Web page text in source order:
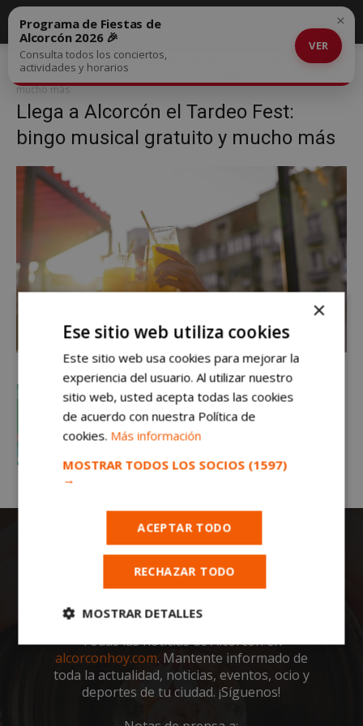
Inicio
Llega a Alcorcón el Tardeo Fest: bingo musical gratuito y
mucho más
Llega a Alcorcón el Tardeo Fest: bingo musical gratuito y
mucho más
Llega a Alcorcón el Tardeo Fest:
bingo musical gratuito y mucho más
Programa de Fiestas de
Alcorcón 2026 🎉
Consulta todos los conciertos,
actividades y horarios
VER
×
Todas las noticias de Alcorcón en
alcorconhoy.com. Mantente informado de
toda la actualidad, noticias, eventos, ocio y
deportes de tu ciudad. ¡Síguenos!
×
Ese sitio web utiliza cookies
Este sitio web usa cookies para mejorar la
experiencia del usuario. Al utilizar nuestro
sitio web, usted acepta todas las cookies
de acuerdo con nuestra Política de
cookies. Más información
MOSTRAR TODOS LOS SOCIOS (1597)
→
ACEPTAR TODO
RECHAZAR TODO
MOSTRAR DETALLES
Cookies
estrictamente
necesarias
Cookies de
rendimiento